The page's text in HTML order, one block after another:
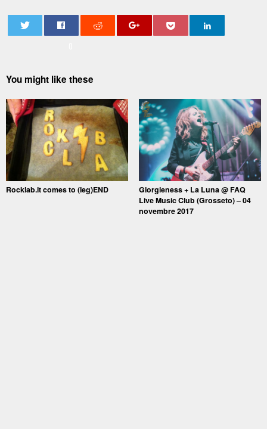
You might like these
Rocklab.it comes to (leg)END
Giorgieness + La Luna @ FAQ
Live Music Club (Grosseto) – 04
novembre 2017